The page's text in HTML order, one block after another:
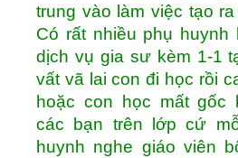
trung vào làm việc tạo
Có rất nhiều phụ huynh
dịch vụ gia sư kèm 1-1
vất vã lai con đi học rồi
hoặc con học mất gốc
các bạn trên lớp cứ
huynh nghe giáo viên